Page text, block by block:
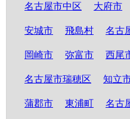
名古屋市中区 大府市
安城市 飛島村 名古
岡崎市 弥富市 西尾
名古屋市瑞穂区 知立
蒲郡市 東浦町 名古